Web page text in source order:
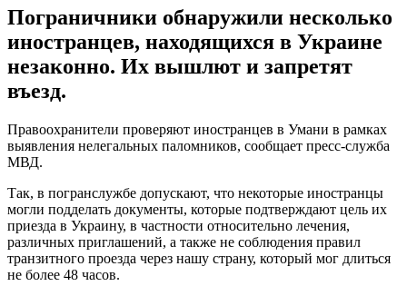
Пограничники обнаружили несколько
иностранцев, находящихся в Украине
незаконно. Их вышлют и запретят
въезд.
Правоохранители проверяют иностранцев в Умани в рамках
выявления нелегальных паломников, сообщает пресс-служба
МВД.
Так, в погранслужбе допускают, что некоторые иностранцы
могли подделать документы, которые подтверждают цель их
приезда в Украину, в частности относительно лечения,
различных приглашений, а также не соблюдения правил
транзитного проезда через нашу страну, который мог длиться
не более 48 часов.